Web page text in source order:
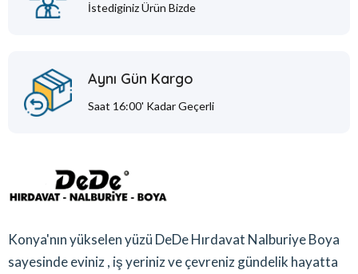
İstediginiz Ürün Bizde
Aynı Gün Kargo
Saat 16:00' Kadar Geçerli
Konya'nın yükselen yüzü DeDe Hırdavat Nalburiye Boya
sayesinde eviniz , iş yeriniz ve çevreniz gündelik hayatta